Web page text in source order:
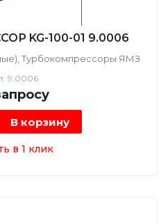
KG-100-01 9.0006
Турбокомпрессоры ЯМЗ
9.0006
росу
В корзину
в 1 клик